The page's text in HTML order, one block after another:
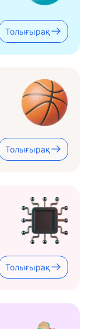
Толығырақ
Толығырақ
Толығырақ